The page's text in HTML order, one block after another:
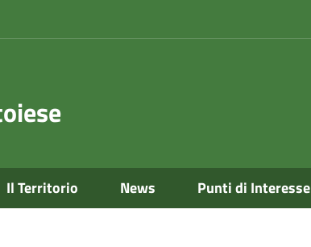
Il Territorio News Punti di Interesse
IDRAULICO DEL RETICOLO MINORE